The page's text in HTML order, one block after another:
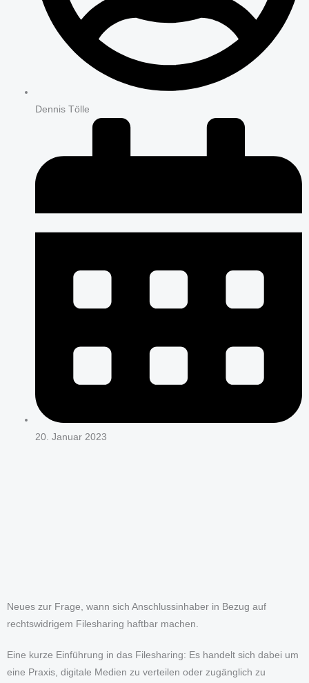
Dennis Tölle
20. Januar 2023
Neues zur Frage, wann sich Anschlussinhaber in Bezug auf
rechtswidrigem Filesharing haftbar machen.
Eine kurze Einführung in das Filesharing: Es handelt sich dabei um
eine Praxis, digitale Medien zu verteilen oder zugänglich zu